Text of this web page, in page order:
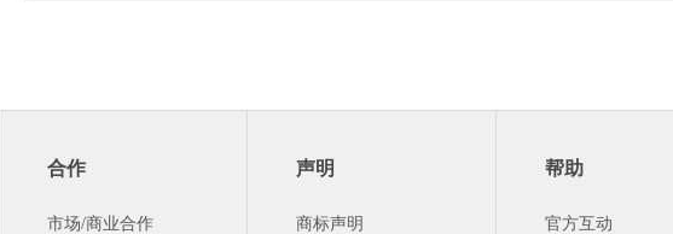
合作
市场/商业合作
声明
商标声明
帮助
官方互动